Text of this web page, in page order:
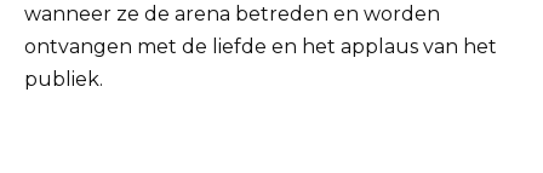
wanneer ze de arena betreden en worden
ontvangen met de liefde en het applaus van het
publiek.